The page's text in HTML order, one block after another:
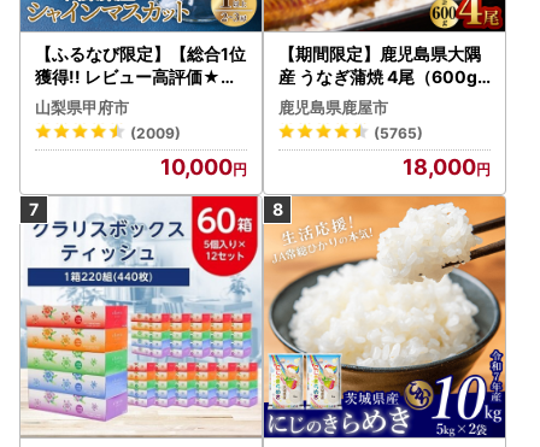
【ふるなび限定】【総合1位
獲得!! レビュー高評価★】
〈2026年度配送分〉山梨
県産 シャインマスカット 2
～3房（1.0kg以上）シャイ
ン フルーツ FN-Limited-S
P
山梨県甲府市
(2009)
10,000
【期間限定】鹿児島県大隅
産 うなぎ蒲焼 4尾（600g
） KN007-004-04-cp18
うなぎ 鰻 魚 惣菜 総菜
鹿児島県鹿屋市
(5765)
18,000